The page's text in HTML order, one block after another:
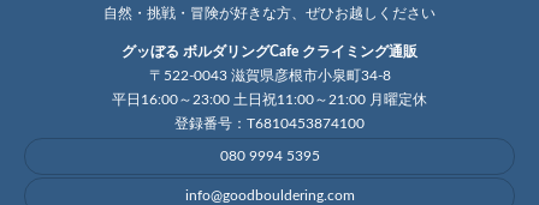
自然・挑戦・冒険が好きな方、ぜひお越しください
グッぼる ボルダリングCafe クライミング通販
〒522-0043 滋賀県彦根市小泉町34-8
平日16:00～23:00 土日祝11:00～21:00 月曜定休
登録番号：T6810453874100
080 9994 5395
info@goodbouldering.com